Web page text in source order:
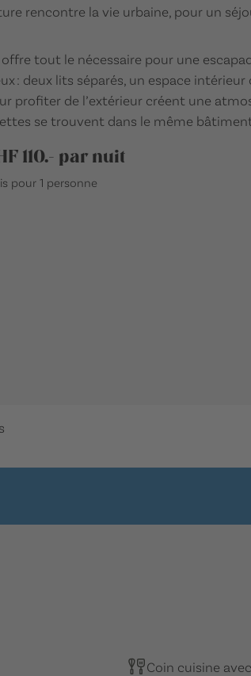
rencontre la vie urbaine, pour un
tout le nécessaire pour une
: deux lits séparés, un espace intérieur
profiter de l’extérieur créent une
se trouvent dans le même
110.- par nuit
pour 1 personne
Coin cuisine